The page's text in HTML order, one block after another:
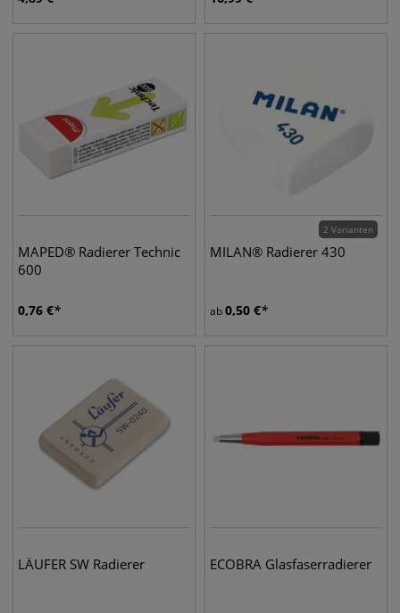
MAPED® Radierer Technic
600
0,76 €
2 Varianten
MILAN® Radierer 430
ab0,50 €
LÄUFER SW Radierer ECOBRA Glasfaserradierer